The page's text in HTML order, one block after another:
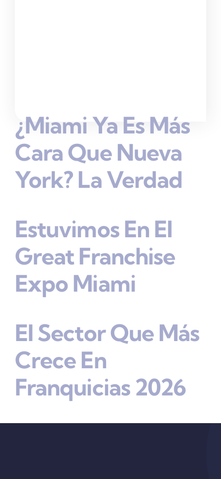
¿Miami Ya Es Más
Cara Que Nueva
York? La Verdad
Estuvimos En El
Great Franchise
Expo Miami
El Sector Que Más
Crece En
Franquicias 2026